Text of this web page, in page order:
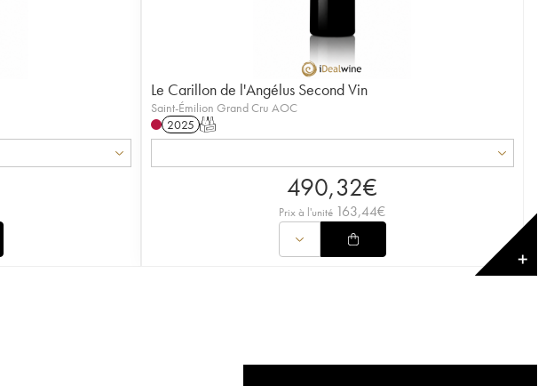
Le Carillon de l'Angélus Second Vin
Saint-Émilion Grand Cru AOC
2025 T
490,32€
Prix à l'unité 163,44€
✕